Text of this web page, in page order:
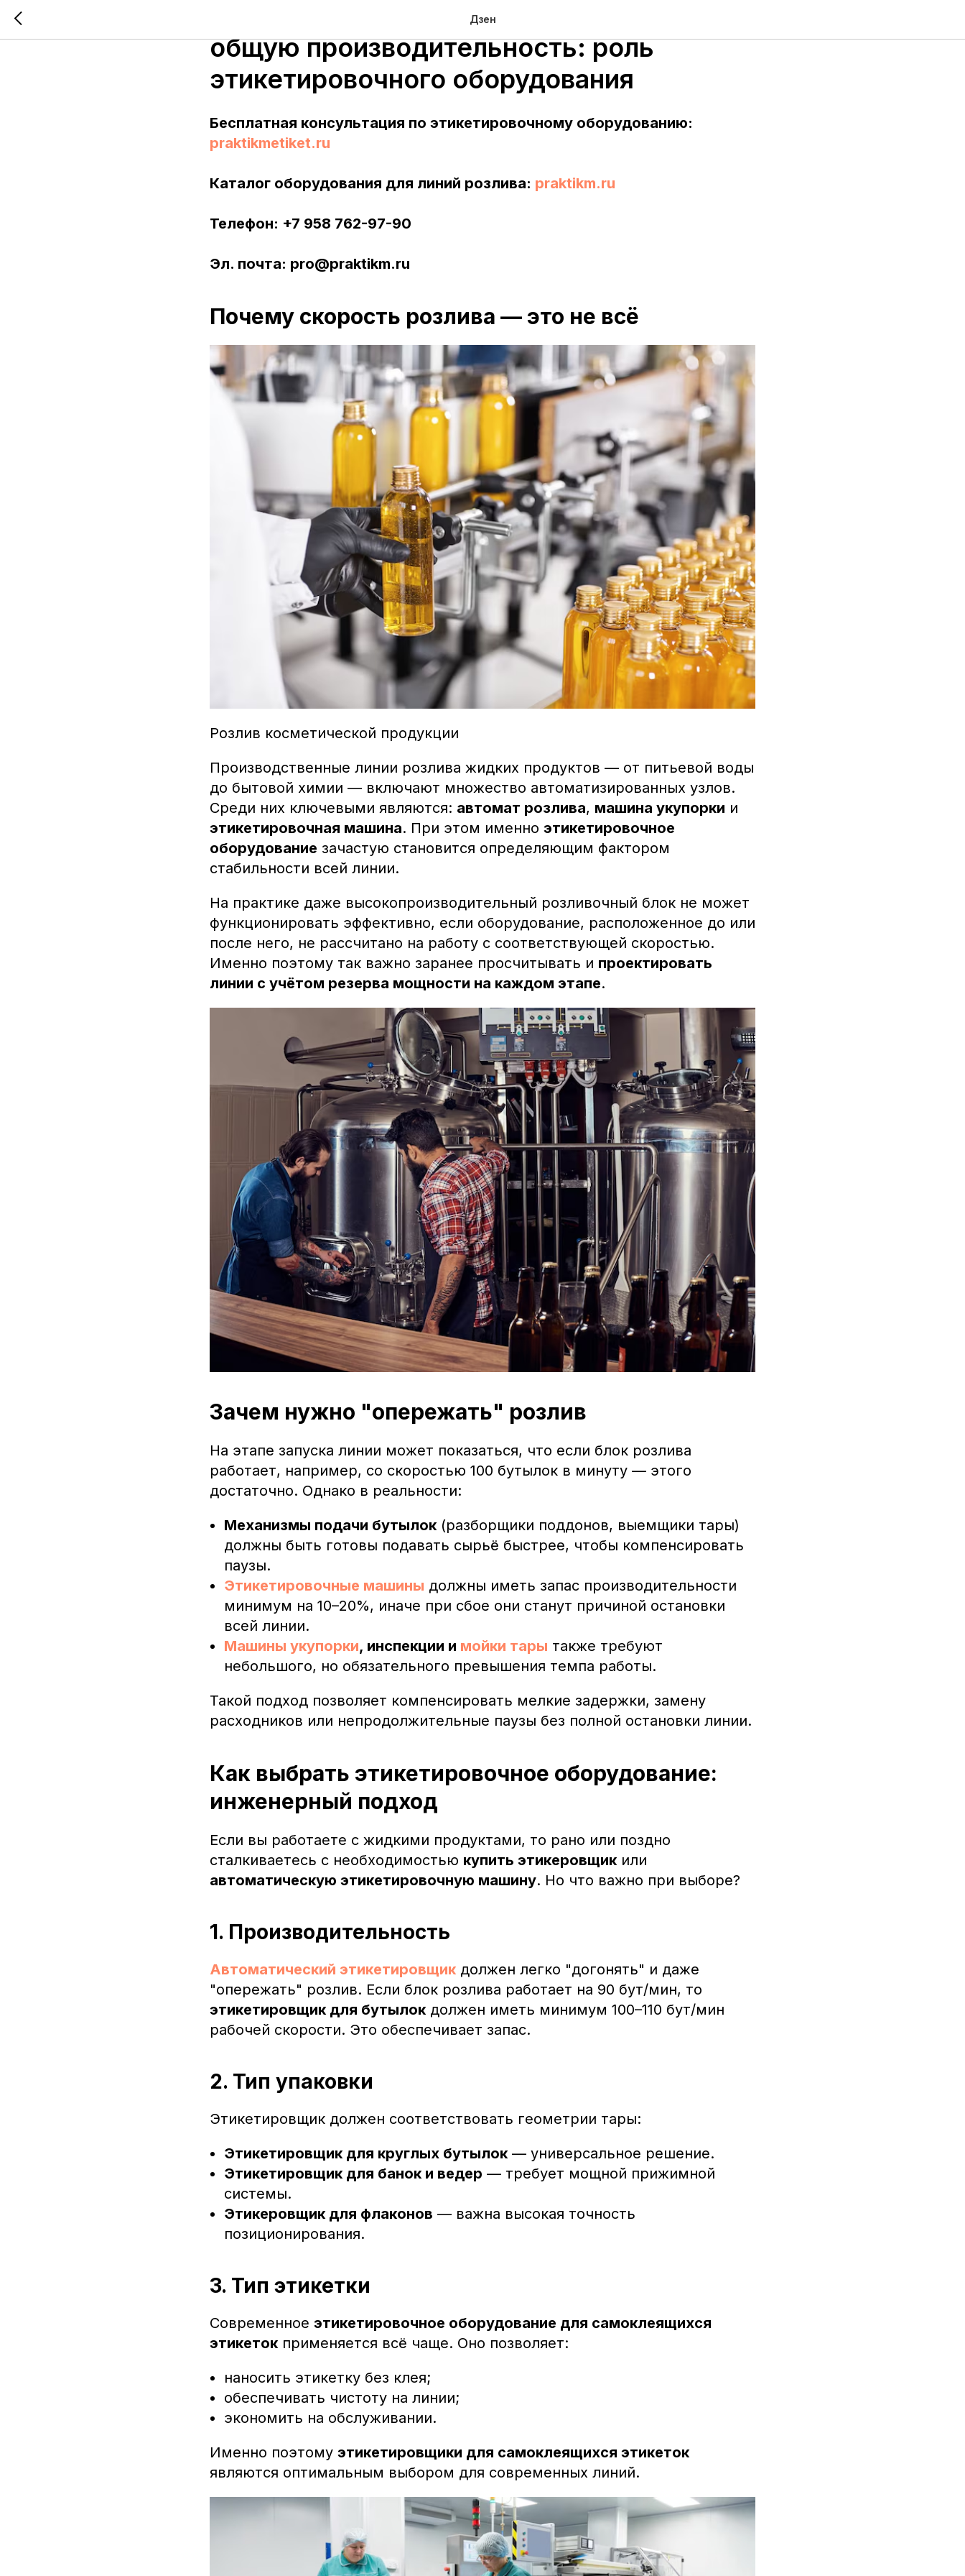
Дзен
Влияние скорости линии розлива на
общую производительность: роль
этикетировочного оборудования
Бесплатная консультация по этикетировочному оборудованию:
praktikmetiket.ru
Каталог оборудования для линий розлива: praktikm.ru
Телефон: +7 958 762-97-90
Эл. почта: pro@praktikm.ru
Почему скорость розлива — это не всё
Розлив косметической продукции
Производственные линии розлива жидких продуктов — от питьевой воды
до бытовой химии — включают множество автоматизированных узлов.
Среди них ключевыми являются: автомат розлива, машина укупорки и
этикетировочная машина. При этом именно этикетировочное
оборудование зачастую становится определяющим фактором
стабильности всей линии.
На практике даже высокопроизводительный розливочный блок не может
функционировать эффективно, если оборудование, расположенное до или
после него, не рассчитано на работу с соответствующей скоростью.
Именно поэтому так важно заранее просчитывать и проектировать
линии с учётом резерва мощности на каждом этапе.
Зачем нужно "опережать" розлив
На этапе запуска линии может показаться, что если блок розлива
работает, например, со скоростью 100 бутылок в минуту — этого
достаточно. Однако в реальности:
Механизмы подачи бутылок (разборщики поддонов, выемщики тары)
должны быть готовы подавать сырьё быстрее, чтобы компенсировать
паузы.
Этикетировочные машины должны иметь запас производительности
минимум на 10–20%, иначе при сбое они станут причиной остановки
всей линии.
Машины укупорки, инспекции и мойки тары также требуют
небольшого, но обязательного превышения темпа работы.
Такой подход позволяет компенсировать мелкие задержки, замену
расходников или непродолжительные паузы без полной остановки линии.
Как выбрать этикетировочное оборудование:
инженерный подход
Если вы работаете с жидкими продуктами, то рано или поздно
сталкиваетесь с необходимостью купить этикеровщик или
автоматическую этикетировочную машину. Но что важно при выборе?
1. Производительность
Автоматический этикетировщик должен легко "догонять" и даже
"опережать" розлив. Если блок розлива работает на 90 бут/мин, то
этикетировщик для бутылок должен иметь минимум 100–110 бут/мин
рабочей скорости. Это обеспечивает запас.
2. Тип упаковки
Этикетировщик должен соответствовать геометрии тары:
Этикетировщик для круглых бутылок — универсальное решение.
Этикетировщик для банок и ведер — требует мощной прижимной
системы.
Этикеровщик для флаконов — важна высокая точность
позиционирования.
3. Тип этикетки
Современное этикетировочное оборудование для самоклеящихся
этикеток применяется всё чаще. Оно позволяет:
наносить этикетку без клея;
обеспечивать чистоту на линии;
экономить на обслуживании.
Именно поэтому этикетировщики для самоклеящихся этикеток
являются оптимальным выбором для современных линий.